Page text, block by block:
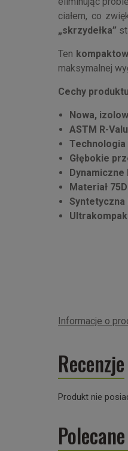
ciałem, co
„skrzydełka”
Ten
maksymalnej
Cechy
Nowa,
ASTM R-
Technologia
Głębokie
Materiał
Syntetyczna
Informacje o
Recenzje
Produkt nie